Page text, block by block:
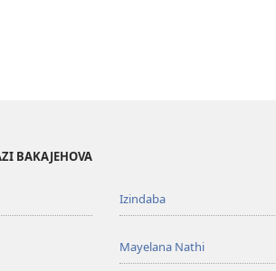
BAKAJEHOVA
Izindaba
Mayelana Nathi